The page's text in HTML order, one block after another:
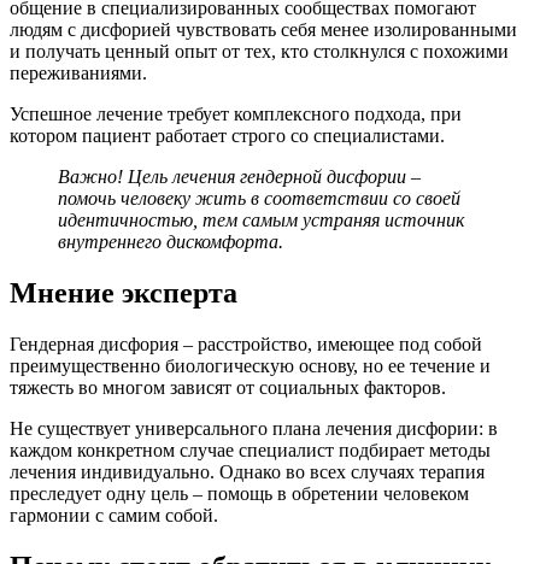
общение в специализированных сообществах помогают
людям с дисфорией чувствовать себя менее изолированными
и получать ценный опыт от тех, кто столкнулся с похожими
переживаниями.
Успешное лечение требует комплексного подхода, при
котором пациент работает строго со специалистами.
Важно! Цель лечения гендерной дисфории –
помочь человеку жить в соответствии со своей
идентичностью, тем самым устраняя источник
внутреннего дискомфорта.
Мнение эксперта
Гендерная дисфория – расстройство, имеющее под собой
преимущественно биологическую основу, но ее течение и
тяжесть во многом зависят от социальных факторов.
Не существует универсального плана лечения дисфории: в
каждом конкретном случае специалист подбирает методы
лечения индивидуально. Однако во всех случаях терапия
преследует одну цель – помощь в обретении человеком
гармонии с самим собой.